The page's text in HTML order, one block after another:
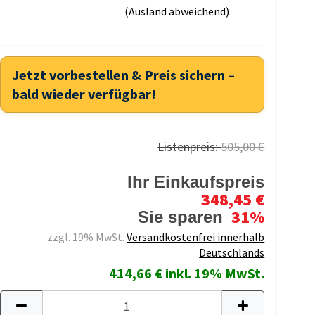
(Ausland abweichend)
Jetzt vorbestellen & Preis sichern –
bald wieder verfügbar!
Listenpreis:505,00 €
Ihr Einkaufspreis
348,45 €
Sie sparen 31%
zzgl. 19% MwSt.Versandkostenfrei innerhalb
Deutschlands
414,66 € inkl. 19% MwSt.